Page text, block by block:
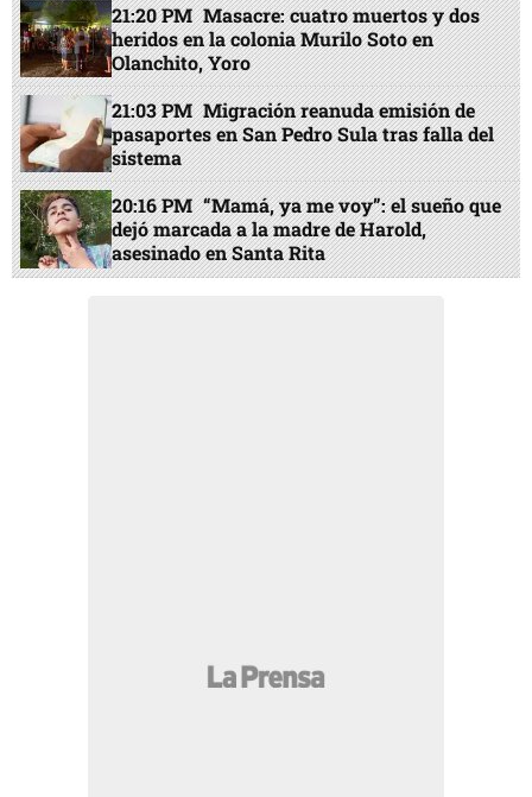
21:20 PM Masacre: cuatro muertos y dos
heridos en la colonia Murilo Soto en
Olanchito, Yoro
21:03 PM Migración reanuda emisión de
pasaportes en San Pedro Sula tras falla del
sistema
20:16 PM “Mamá, ya me voy”: el sueño que
dejó marcada a la madre de Harold,
asesinado en Santa Rita